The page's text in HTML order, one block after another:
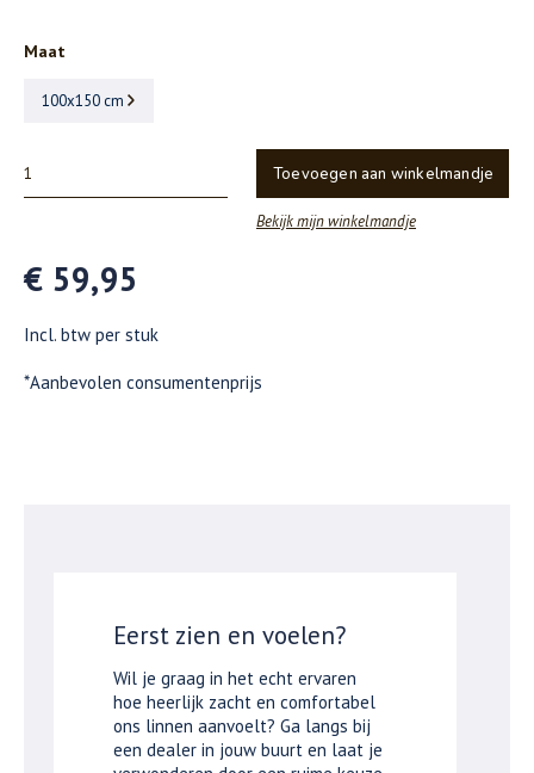
Maat
100x150 cm
Toevoegen aan winkelmandje
Bekijk mijn winkelmandje
€ 59,95
Incl. btw per stuk
*Aanbevolen consumentenprijs
Eerst zien en voelen?
Wil je graag in het echt ervaren
hoe heerlijk zacht en comfortabel
ons linnen aanvoelt? Ga langs bij
een dealer in jouw buurt en laat je